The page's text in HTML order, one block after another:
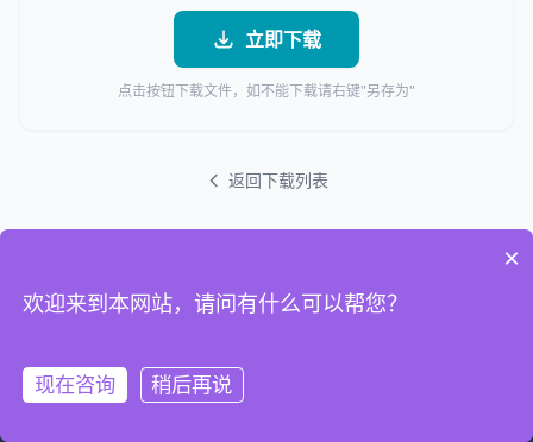
立即下载
点击按钮下载文件，如不能下载请右键"另存为"
返回下载列表
×
欢迎来到本网站，请问有什么可以帮您？
现在咨询 稍后再说